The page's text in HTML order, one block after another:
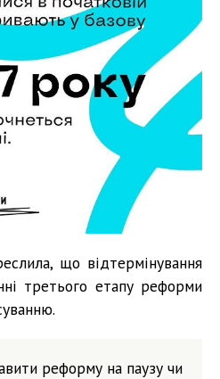
що відтермінування
третього етапу реформи
реформу на паузу чи